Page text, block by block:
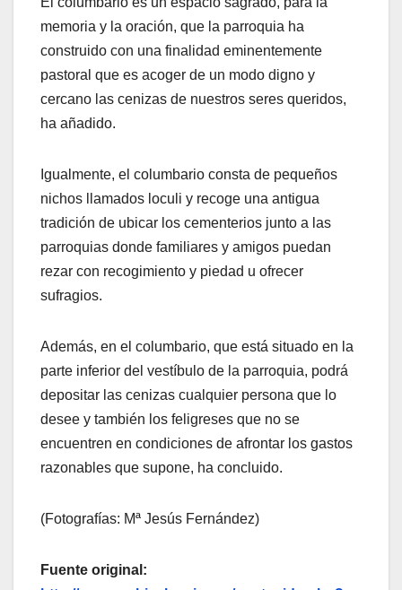
memoria y la oración, que la parroquia ha
construido con una finalidad eminentemente
pastoral que es acoger de un modo digno y
cercano las cenizas de nuestros seres queridos,
ha añadido.
Igualmente, el columbario consta de pequeños
nichos llamados loculi y recoge una antigua
tradición de ubicar los cementerios junto a las
parroquias donde familiares y amigos puedan
rezar con recogimiento y piedad u ofrecer
sufragios.
Además, en el columbario, que está situado en la
parte inferior del vestíbulo de la parroquia, podrá
depositar las cenizas cualquier persona que lo
desee y también los feligreses que no se
encuentren en condiciones de afrontar los gastos
razonables que supone, ha concluido.
(Fotografías: Mª Jesús Fernández)
Fuente original: